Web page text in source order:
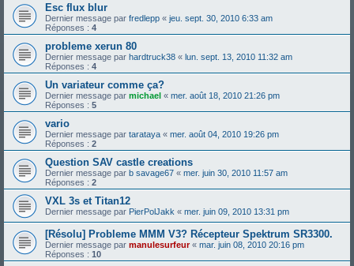
Esc flux blur
Dernier message par fredlepp « jeu. sept. 30, 2010 6:33 am
Réponses : 4
probleme xerun 80
Dernier message par hardtruck38 « lun. sept. 13, 2010 11:32 am
Réponses : 4
Un variateur comme ça?
Dernier message par michael « mer. août 18, 2010 21:26 pm
Réponses : 5
vario
Dernier message par tarataya « mer. août 04, 2010 19:26 pm
Réponses : 2
Question SAV castle creations
Dernier message par b savage67 « mer. juin 30, 2010 11:57 am
Réponses : 2
VXL 3s et Titan12
Dernier message par PierPolJakk « mer. juin 09, 2010 13:31 pm
[Résolu] Probleme MMM V3? Récepteur Spektrum SR3300.
Dernier message par manulesurfeur« mar. juin 08, 2010 20:16 pm
Réponses : 10